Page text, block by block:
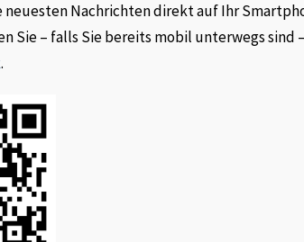
neuesten Nachrichten direkt auf Ihr
Sie – falls Sie bereits mobil unterwegs sind
.